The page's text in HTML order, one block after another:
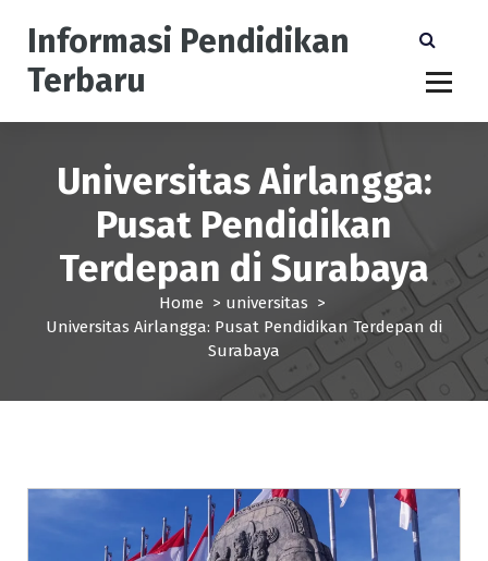
Informasi Pendidikan
Terbaru
Universitas Airlangga:
Pusat Pendidikan
Terdepan di Surabaya
Home > universitas >
Universitas Airlangga: Pusat Pendidikan Terdepan di
Surabaya